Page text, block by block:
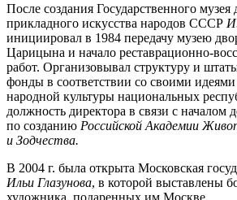
После создания Государственного музея
прикладного искусства народов СССР
инициировал в 1984 передачу музею
Царицына и начало реставрационно-
работ. Организовывал структуру и
фонды в соответствии со своими идеями
народной культуры национальных
должность директора в связи с началом
по созданию Российской Академии
и Зодчества.
В 2004 г. была открыта Московская
Ильи Глазунова, в которой выставлены
художника, подаренных им Москве.